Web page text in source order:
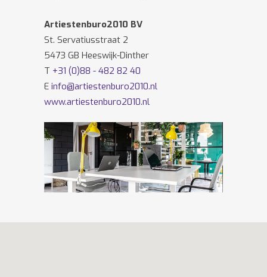
Artiestenburo2010 BV
St. Servatiusstraat 2
5473 GB Heeswijk-Dinther
T +31 (0)88 - 482 82 40
E info@artiestenburo2010.nl
www.artiestenburo2010.nl
Volg ons ook opFacebookenTwitter